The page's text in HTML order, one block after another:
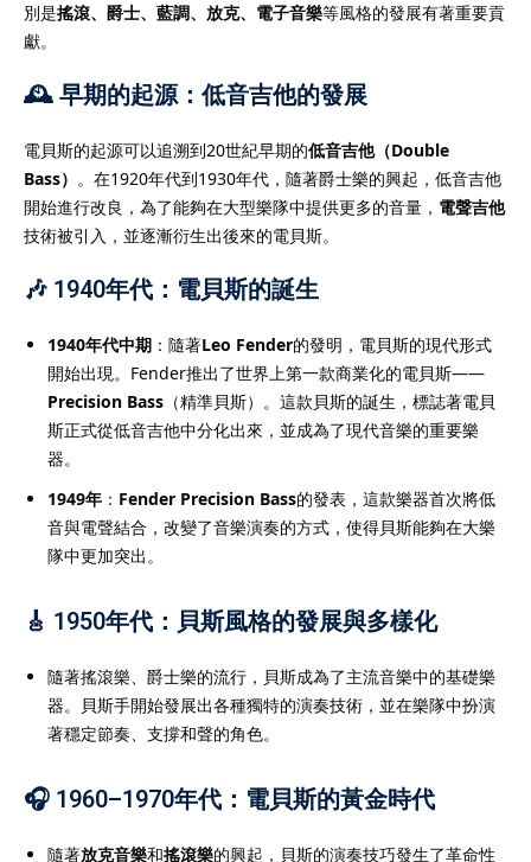
別是搖滾、爵士、藍調、放克、電子音樂等風格的發展有著重要貢
獻。
🕰️ 早期的起源：低音吉他的發展
電貝斯的起源可以追溯到20世紀早期的低音吉他（Double
Bass） 。在1920年代到1930年代，隨著爵士樂的興起，低音吉他
開始進行改良，為了能夠在大型樂隊中提供更多的音量， 電聲吉他
技術被引入，並逐漸衍生出後來的電貝斯。
🎶 1940年代：電貝斯的誕生
1940年代中期 ：隨著Leo Fender的發明，電貝斯的現代形式
開始出現。Fender推出了世界上第一款商業化的電貝斯——
Precision Bass （精準貝斯）。這款貝斯的誕生，標誌著電貝
斯正式從低音吉他中分化出來，並成為了現代音樂的重要樂
器。
1949年 ： Fender Precision Bass的發表，這款樂器首次將低
音與電聲結合，改變了音樂演奏的方式，使得貝斯能夠在大樂
隊中更加突出。
🎸 1950年代：貝斯風格的發展與多樣化
隨著搖滾樂、爵士樂的流行，貝斯成為了主流音樂中的基礎樂
器。貝斯手開始發展出各種獨特的演奏技術，並在樂隊中扮演
著穩定節奏、支撐和聲的角色。
🎧 1960–1970年代：電貝斯的黃金時代
隨著放克音樂和搖滾樂的興起，貝斯的演奏技巧發生了革命性